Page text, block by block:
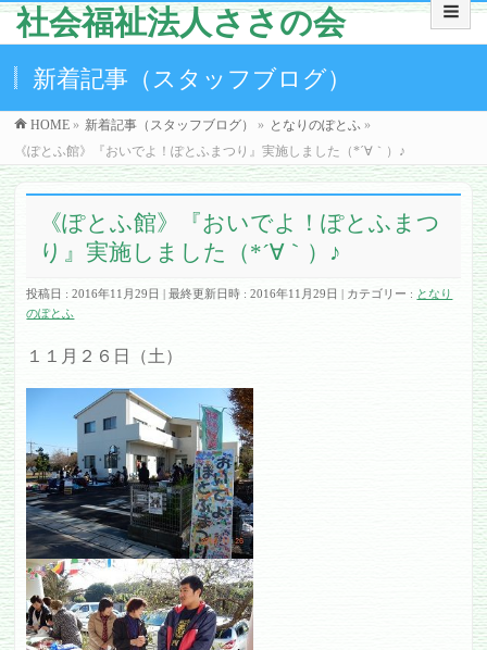
社会福祉法人ささの会
新着記事（スタッフブログ）
HOME » 新着記事（スタッフブログ） » となりのぽとふ »
《ぽとふ館》『おいでよ！ぽとふまつり』実施しました（*´∀｀）♪
《ぽとふ館》『おいでよ！ぽとふまつ
り』実施しました（*´∀｀）♪
投稿日 : 2016年11月29日 最終更新日時 : 2016年11月29日 カテゴリー : となり
のぽとふ
１１月２６日（土）